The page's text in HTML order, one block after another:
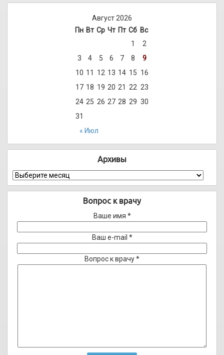
Август 2026
Пн Вт Ср Чт Пт Сб Вс
« Июл
1
2
3
4 5 6 7 8
9
10 11 12 13 14 15 16
17 18 19 20 21 22 23
24 25 26 27 28 29 30
31
Архивы
Архивы
Вопрос к врачу
Ваше имя *
Ваш e-mail *
Вопрос к врачу *